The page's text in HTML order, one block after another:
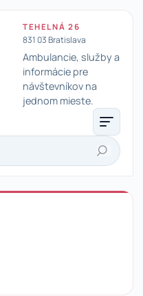
TEHELNÁ 26
831 03 Bratislava
Ambulancie, služby a
informácie pre
návštevníkov na
jednom mieste.
Hľadať